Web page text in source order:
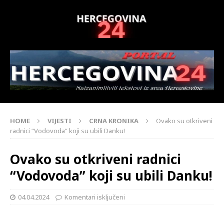
HOME VIJESTI CRNA KRONIKA
Ovako su otkriveni
radnici “Vodovoda” koji su ubili Danku!
Ovako su otkriveni radnici
“Vodovoda” koji su ubili Danku!
04.04.2024 Komentari isključeni